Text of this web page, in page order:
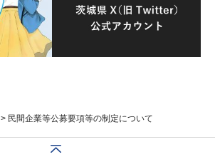
> 民間企業等公募要項等の制定について